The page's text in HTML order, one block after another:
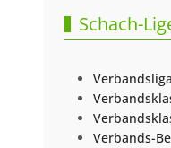
Schach-
Verbandsliga
Verbands-